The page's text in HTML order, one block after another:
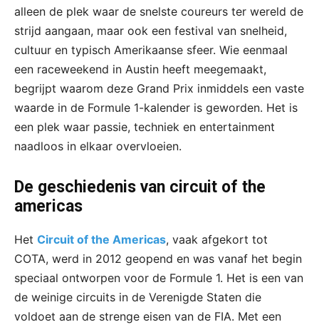
alleen de plek waar de snelste coureurs ter wereld de
strijd aangaan, maar ook een festival van snelheid,
cultuur en typisch Amerikaanse sfeer. Wie eenmaal
een raceweekend in Austin heeft meegemaakt,
begrijpt waarom deze Grand Prix inmiddels een vaste
waarde in de Formule 1-kalender is geworden. Het is
een plek waar passie, techniek en entertainment
naadloos in elkaar overvloeien.
De geschiedenis van circuit of the
americas
Het Circuit of the Americas, vaak afgekort tot
COTA, werd in 2012 geopend en was vanaf het begin
speciaal ontworpen voor de Formule 1. Het is een van
de weinige circuits in de Verenigde Staten die
voldoet aan de strenge eisen van de FIA. Met een